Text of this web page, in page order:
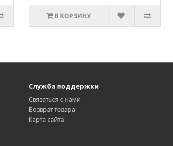
В КОРЗИНУ
Служба поддержки
Связаться с нами
Возврат товара
Карта сайта